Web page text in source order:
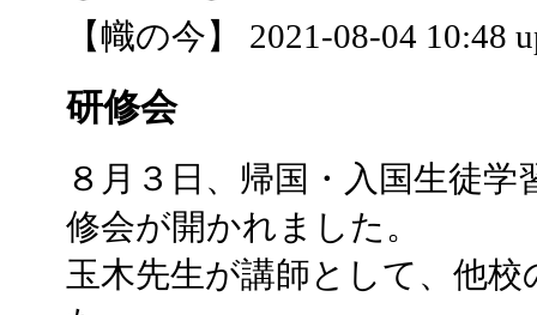
【幟の今】 2021-08-04 10:48
研修会
８月３日、帰国・入国生徒
修会が開かれました。
玉木先生が講師として、他